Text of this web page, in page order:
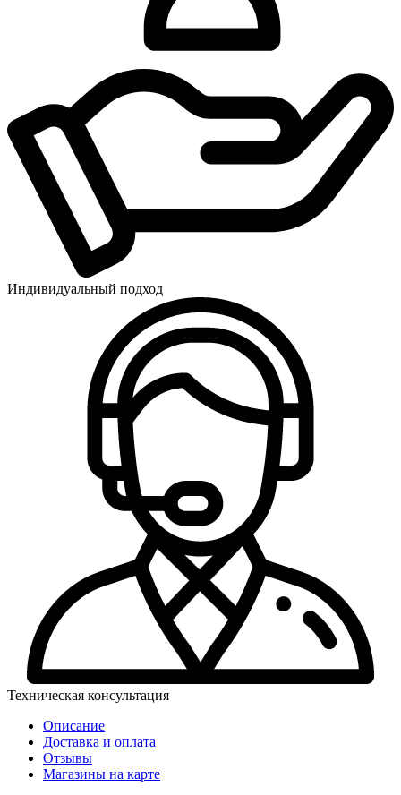
Индивидуальный подход
Техническая консультация
Описание
Доставка и оплата
Отзывы
Магазины на карте